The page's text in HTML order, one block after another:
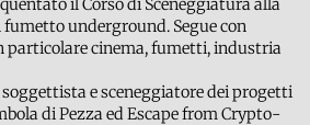
il Corso di Sceneggiatura alla
underground. Segue con
cinema, fumetti, industria
e sceneggiatore dei progetti
di Pezza ed Escape from Crypto-